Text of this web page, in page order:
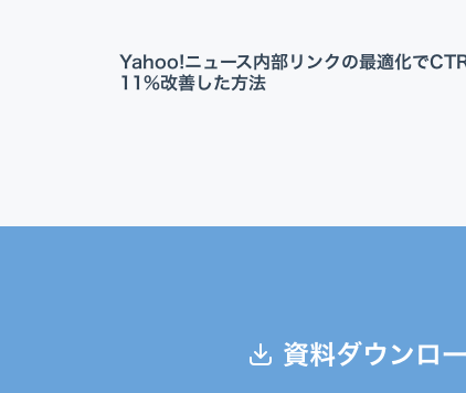
Yahoo!ニュース内部リンクの最適化で
11%改善した方法
資料ダウンロ